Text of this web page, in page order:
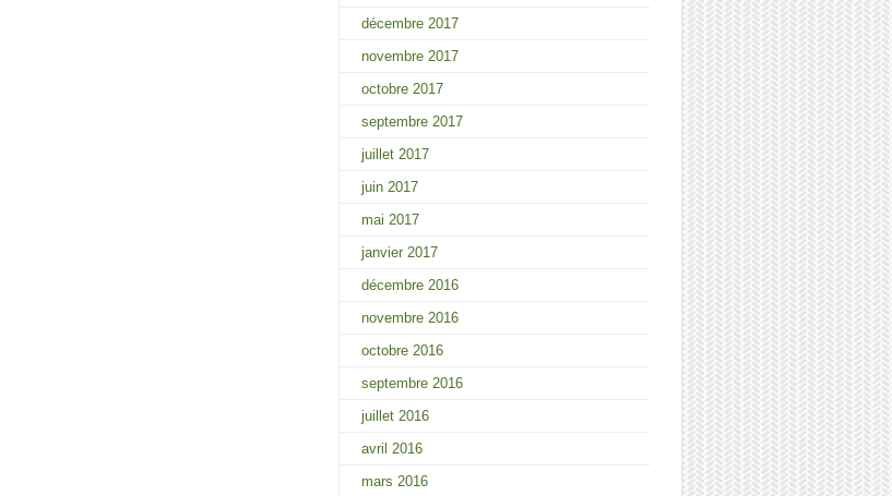
décembre 2017
novembre 2017
octobre 2017
septembre 2017
juillet 2017
juin 2017
mai 2017
janvier 2017
décembre 2016
novembre 2016
octobre 2016
septembre 2016
juillet 2016
avril 2016
mars 2016